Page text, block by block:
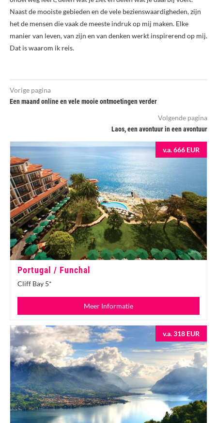
Naast de mooiste gebieden en de vele bezienswaardigheden, zijn
het de mensen die vaak de meeste indruk op mij maken. Elke
manier van leven, van zijn en van denken werkt inspirerend op mij.
Dat is waarom ik reis.
Vorige pagina
Een maand online en vele mooie ontmoetingen verder
Volgende pagina
Laos, een avontuur in een avontuur
v.a. 666 EUR
Portugal / Funchal
Cliff Bay 5*
Meer Informatie
v.a. 318 EUR